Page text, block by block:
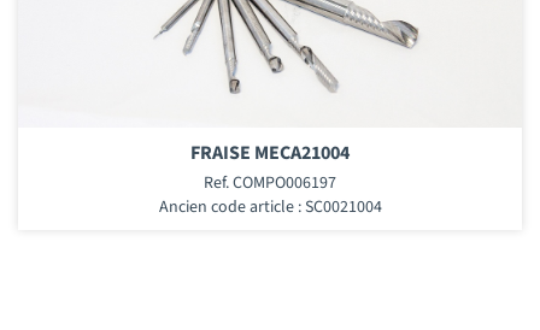
FRAISE MECA21004
Ref. COMPO006197
Ancien code article : SC0021004